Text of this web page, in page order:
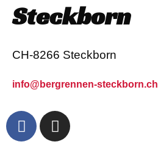
Steckborn
CH-8266 Steckborn
info@bergrennen-steckborn.ch